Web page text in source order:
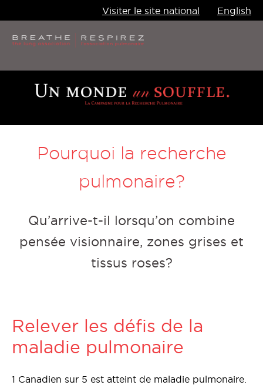
English
Visiter le site national
Pourquoi la recherche
pulmonaire?
Qu’arrive-t-il lorsqu’on combine
pensée visionnaire, zones grises et
tissus roses?
Relever les défis de la
maladie pulmonaire
1 Canadien sur 5 est atteint de maladie pulmonaire.